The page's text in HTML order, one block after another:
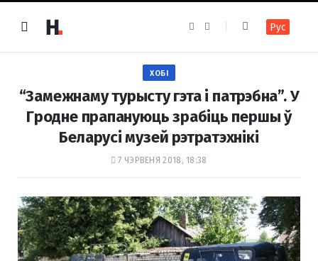
e
k
t
a
m
Рус
ХОБІ
“Замежнаму турысту гэта і патрэбна”. У
Гродне прапануюць зрабіць першы ў
Беларусі музей рэтратэхнікі
7 ЧЭРВЕНЯ 2018, 18:38